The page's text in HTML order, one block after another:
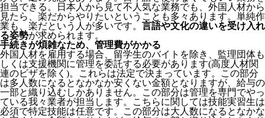
担当できる。日本人から見て不人気な業務でも、外国人材から
見たら、楽だからやりたいということも多々あります。単純作
業も、楽だという人が多いです。 言語や文化の違いを受け入れ
る姿勢が求められます。
手続きが煩雑なため、管理費がかかる
外国人材を雇用する場合、留学生のバイトを除き、 監理団体も
しくは支援機関に管理を委託する必要があります(高度人材関
連のビザを除く)。これらは法定で決まっています。この部分
は多人数になるとなかなか安くない金額となりますが、給与の
一部と織り込むしかありません。この部分は管理を専門でやっ
ている我々業者が担当します。こちらに関しては技能実習生は
必須で特定技能は任意です。この部分は大人数になるとなかな